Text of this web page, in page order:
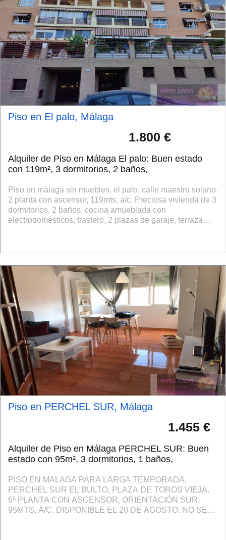
Piso en El palo, Málaga
1.800 €
Alquiler de Piso en Málaga El palo: Buen estado
con 119m², 3 dormitorios, 2 baños,
Piso en málaga sin muebles, el palo, calle maestro solano.
2 planta con ascensor, 119mts, a/c. Preciosa vivienda de 3
dormitorios, 2 baños, cocina amueblada con
electrodomésticos, trastero, 2 plazas de garaje, terraza
Piso en PERCHEL SUR, Málaga
1.455 €
Alquiler de Piso en Málaga PERCHEL SUR: Buen
estado con 95m², 3 dormitorios, 1 baños,
PISO EN MALAGA PARA LARGA TEMPORADA,
PERCHEL SUR EL BULTO, PLAZA DE TOROS VIEJA.
6ª PLANTA CON ASCENSOR, ORIENTACIÓN SUR,
95MTS, A/C. DISPONIBLE EL 20 DE AGOSTO. NO SE